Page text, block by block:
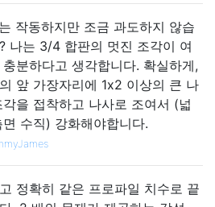
작동하지만 조금 과도하지 않습
나는 3/4 합판의 멋진 조각이 여
충분하다고 생각합니다. 확실하게,
앞 가장자리에 1x2 이상의 큰 나
각을 접착하고 나사로 조여서 (넓
면 수직) 강화해야합니다.
정확히 같은 프로파일 치수로 끝